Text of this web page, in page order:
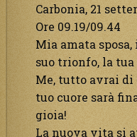
Carbonia, 21
Ore 09.19/09.44
Mia amata
suo trionfo, la
Me, tutto avrai di
tuo cuore sarà
gioia!
La nuova vita si